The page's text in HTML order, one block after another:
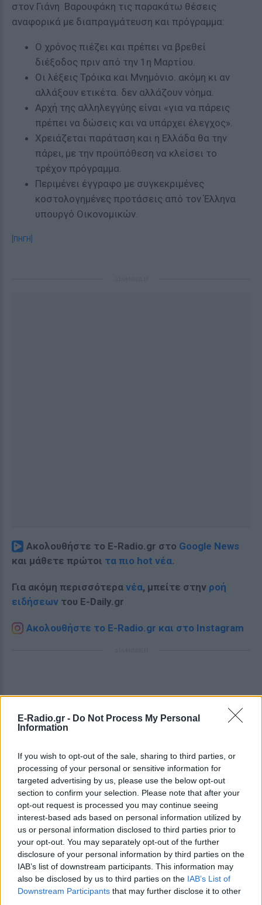
E-Radio.gr - Do Not Process My Personal
Information
If you wish to opt-out of the sale, sharing to third parties, or
processing of your personal or sensitive information for
targeted advertising by us, please use the below opt-out
section to confirm your selection. Please note that after your
opt-out request is processed you may continue seeing
interest-based ads based on personal information utilized by
us or personal information disclosed to third parties prior to
your opt-out. You may separately opt-out of the further
disclosure of your personal information by third parties on the
IAB’s list of downstream participants. This information may
also be disclosed by us to third parties on the IAB’s List of
Downstream Participants that may further disclose it to other
στον Γιάνη Βαρουφάκη τις παρακάτω θέσεις
αναφορικά με διαπραγμάτευση και πρόγραμμα:
Ο χρόνος πιέζει και πρέπει να βρεθεί
διέξοδος πριν από την 1η Μαρτίου.
Οι λέξεις Τρόικα και Μνημόνιο. ακόμη κι αν
αλλάξουν ετικέτα. δεν αλλάζουν νόημα.
Αρχή της αλληλεγγύης είναι «για να πάρεις
πρέπει να δώσεις και να υπάρχει έλεγχος».
Χρειάζεται παράταση και η Ελλάδα θα την
πάρει, με την προϋπόθεση να κλείσει το
τρέχον πρόγραμμα.
Περιμένει έγγραφο με συγκεκριμένες
κοστολογημένες προτάσεις από τον Έλληνα
υπουργό Οικονομικών.
[ΠΗΓΗ]
Ακολουθήστε το E-Radio.gr στο Google News
και μάθετε πρώτοι τα πιο hot νέα.
Για ακόμη περισσότερα νέα, μπείτε στην ροή
ειδήσεων του E-Daily.gr
Ακολουθήστε το E-Radio.gr και στο Instagram